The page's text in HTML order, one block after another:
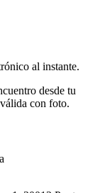
al instante.
desde tu
con foto.